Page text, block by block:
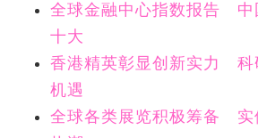
全球金融中心指数报告 中
十大
香港精英彰显创新实力 科
机遇
全球各类展览积极筹备 实